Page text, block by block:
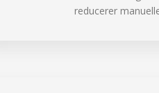
reducerer